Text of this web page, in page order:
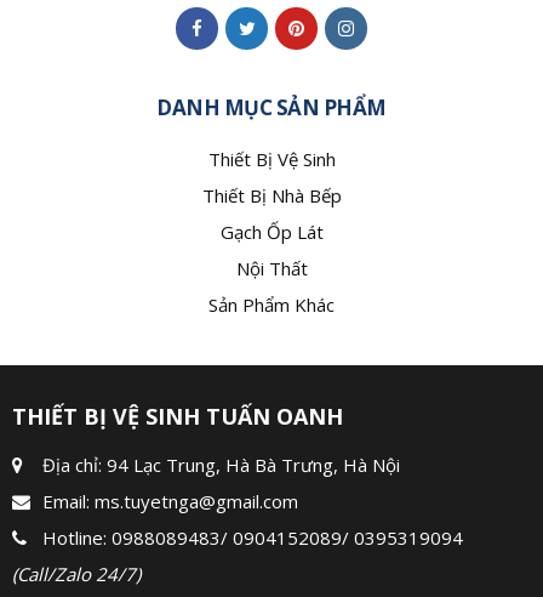
DANH MỤC SẢN PHẨM
Thiết Bị Vệ Sinh
Thiết Bị Nhà Bếp
Gạch Ốp Lát
Nội Thất
Sản Phẩm Khác
THIẾT BỊ VỆ SINH TUẤN OANH
Địa chỉ: 94 Lạc Trung, Hà Bà Trưng, Hà Nội
Email: ms.tuyetnga@gmail.com
Hotline: 0988089483/ 0904152089/ 0395319094
(Call/Zalo 24/7)